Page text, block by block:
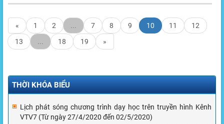
« 1 2 ... 7 8 9 10 11
12
13
... 18 19 »
THỜI KHÓA BIỂU
Lịch phát sóng chương trình dạy học trên truyền hình Kênh
VTV7 (Từ ngày 27/4/2020 đến 02/5/2020)